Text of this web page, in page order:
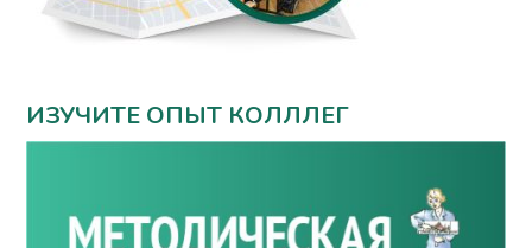
ИЗУЧИТЕ ОПЫТ КОЛЛЛЕГ